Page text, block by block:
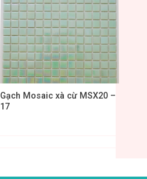
+
Gạch Mosaic xà cừ MSX20 –
17